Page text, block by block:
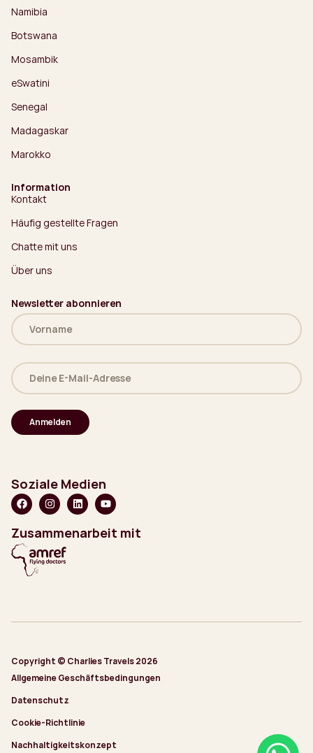
Namibia
Botswana
Mosambik
eSwatini
Senegal
Madagaskar
Marokko
Information
Kontakt
Häufig gestellte Fragen
Chatte mit uns
Über uns
Newsletter abonnieren
Name
(erforderlich)
Deine
E-
Mail-
(erforderlich)
Soziale Medien
Zusammenarbeit mit
Copyright © Charlies Travels 2026
Allgemeine Geschäftsbedingungen
Datenschutz
Cookie-Richtlinie
Nachhaltigkeitskonzept